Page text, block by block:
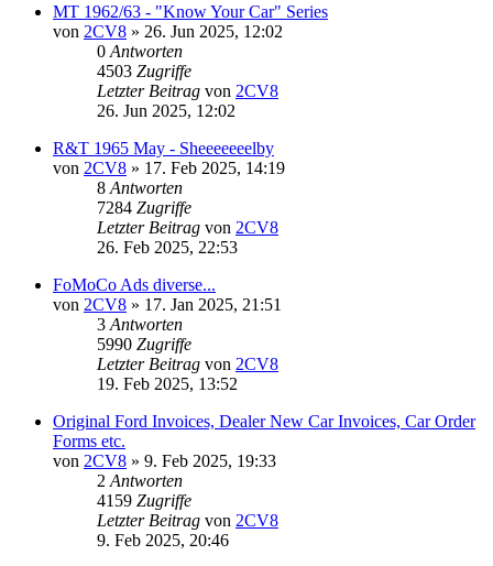
MT 1962/63 - "Know Your Car" Series
von 2CV8 » 26. Jun 2025, 12:02
0 Antworten
4503 Zugriffe
Letzter Beitrag von 2CV8
26. Jun 2025, 12:02
R&T 1965 May - Sheeeeeeelby
von 2CV8 » 17. Feb 2025, 14:19
8 Antworten
7284 Zugriffe
Letzter Beitrag von 2CV8
26. Feb 2025, 22:53
FoMoCo Ads diverse...
von 2CV8 » 17. Jan 2025, 21:51
3 Antworten
5990 Zugriffe
Letzter Beitrag von 2CV8
19. Feb 2025, 13:52
Original Ford Invoices, Dealer New Car Invoices, Car Order
Forms etc.
von 2CV8 » 9. Feb 2025, 19:33
2 Antworten
4159 Zugriffe
Letzter Beitrag von 2CV8
9. Feb 2025, 20:46